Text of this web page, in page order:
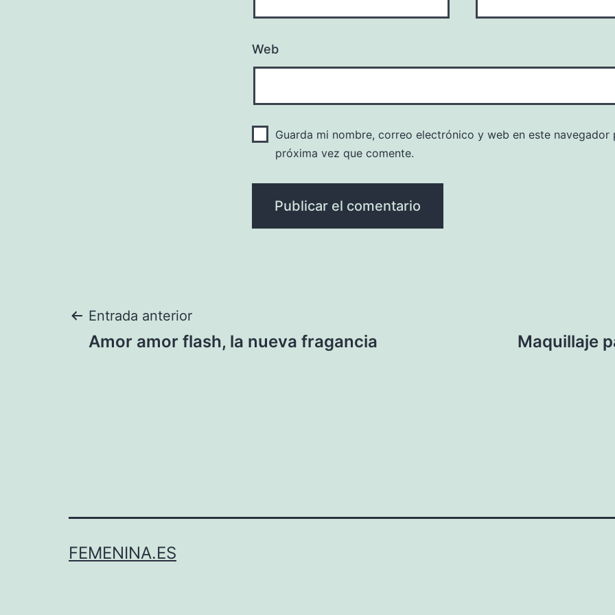
Web
Guarda mi nombre, correo electrónico y web en este navegador
próxima vez que comente.
Navegación
Entrada anterior
Amor amor flash, la nueva fragancia Maquillaje
FEMENINA.ES